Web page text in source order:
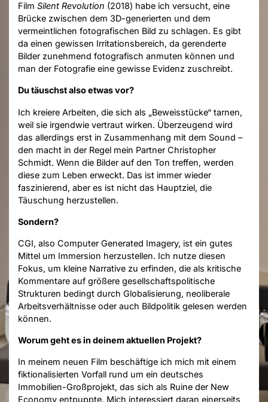
FilmSilent Revolution (2018) habe ich versucht, eine
Brücke zwischen dem 3D-generierten und dem
vermeintlichen fotografischen Bild zu schlagen. Es gibt
da einen gewissen Irritationsbereich, da gerenderte
Bilder zunehmend fotografisch anmuten können und
man der Fotografie eine gewisse Evidenz zuschreibt.
Du täuschst also etwas vor?
Ich kreiere Arbeiten, die sich als „Beweisstücke“ tarnen,
weil sie irgendwie vertraut wirken. Überzeugend wird
das allerdings erst in Zusammenhang mit dem Sound –
den macht in der Regel mein Partner Christopher
Schmidt. Wenn die Bilder auf den Ton treffen, werden
diese zum Leben erweckt. Das ist immer wieder
faszinierend, aber es ist nicht das Hauptziel, die
Täuschung herzustellen.
Sondern?
CGI, also Computer Generated Imagery, ist ein gutes
Mittel um Immersion herzustellen. Ich nutze diesen
Fokus, um kleine Narrative zu erfinden, die als kritische
Kommentare auf größere gesellschaftspolitische
Strukturen bedingt durch Globalisierung, neoliberale
Arbeitsverhältnisse oder auch Bildpolitik gelesen werden
können.
Worum geht es in deinem aktuellen Projekt?
In meinem neuen Film beschäftige ich mich mit einem
fiktionalisierten Vorfall rund um ein deutsches
Immobilien-Großprojekt, das sich als Ruine der New
Economy entpuppte. Mich interessiert daran einerseits